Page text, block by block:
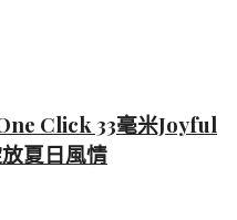
Click 33毫米Joyful
夏日風情